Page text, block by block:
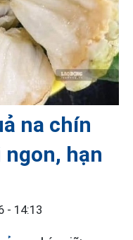
na chín
hạn
- 14:13